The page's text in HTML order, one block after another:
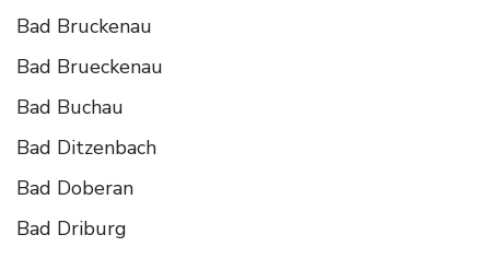
Bad Bruckenau
Bad Brueckenau
Bad Buchau
Bad Ditzenbach
Bad Doberan
Bad Driburg